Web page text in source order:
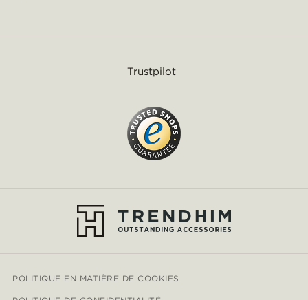
Trustpilot
POLITIQUE EN MATIÈRE DE COOKIES